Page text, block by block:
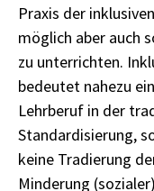
Praxis der
möglich aber auch
zu unterrichten.
bedeutet nahezu
Lehrberuf in der
Standardisierung,
keine Tradierung
Minderung